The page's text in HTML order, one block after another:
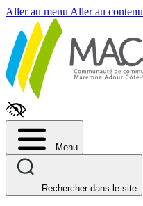
Aller au menu Aller au contenu
Menu
Rechercher dans le site
Fenêtre
de
chat